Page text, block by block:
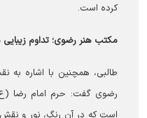
کرده است.
مکتب هنر رضوی؛ تداوم
طالبی، همچنین با اشاره
رضوی گفت: حرم امام رضا
است که در آن رنگ، نور و